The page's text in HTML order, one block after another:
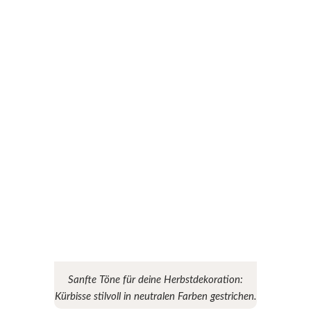
Sanfte Töne für deine Herbstdekoration:
Kürbisse stilvoll in neutralen Farben gestrichen.